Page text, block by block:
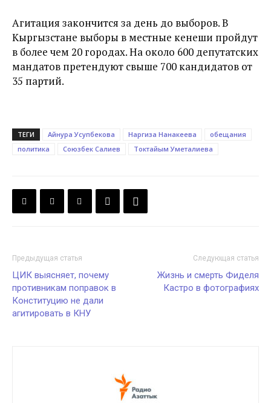
Агитация закончится за день до выборов. В
Кыргызстане выборы в местные кенеши пройдут
в более чем 20 городах. На около 600 депутатских
мандатов претендуют свыше 700 кандидатов от
35 партий.
ТЕГИ Айнура Усупбекова Наргиза Нанакеева
обещания
политика
Союзбек Салиев Токтайым Уметалиева
Предыдущая статья
ЦИК выясняет, почему
противникам поправок в
Конституцию не дали
агитировать в КНУ
Следующая статья
Жизнь и смерть Фиделя
Кастро в фотографиях